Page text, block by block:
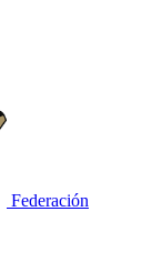
Federación